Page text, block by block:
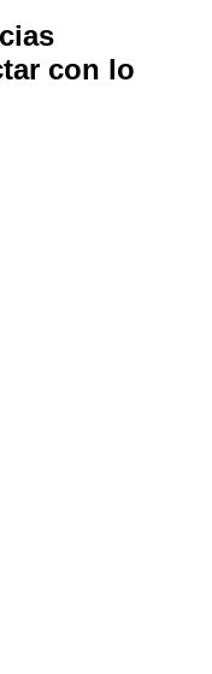
con lo